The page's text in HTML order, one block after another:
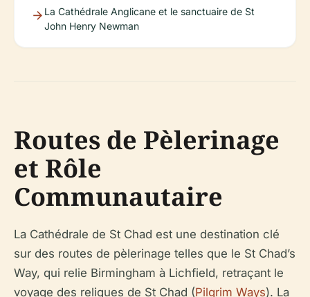
La Cathédrale Anglicane et le sanctuaire de St
John Henry Newman
Routes de Pèlerinage
et Rôle
Communautaire
La Cathédrale de St Chad est une destination clé
sur des routes de pèlerinage telles que le St Chad’s
Way, qui relie Birmingham à Lichfield, retraçant le
voyage des reliques de St Chad (Pilgrim Ways). La